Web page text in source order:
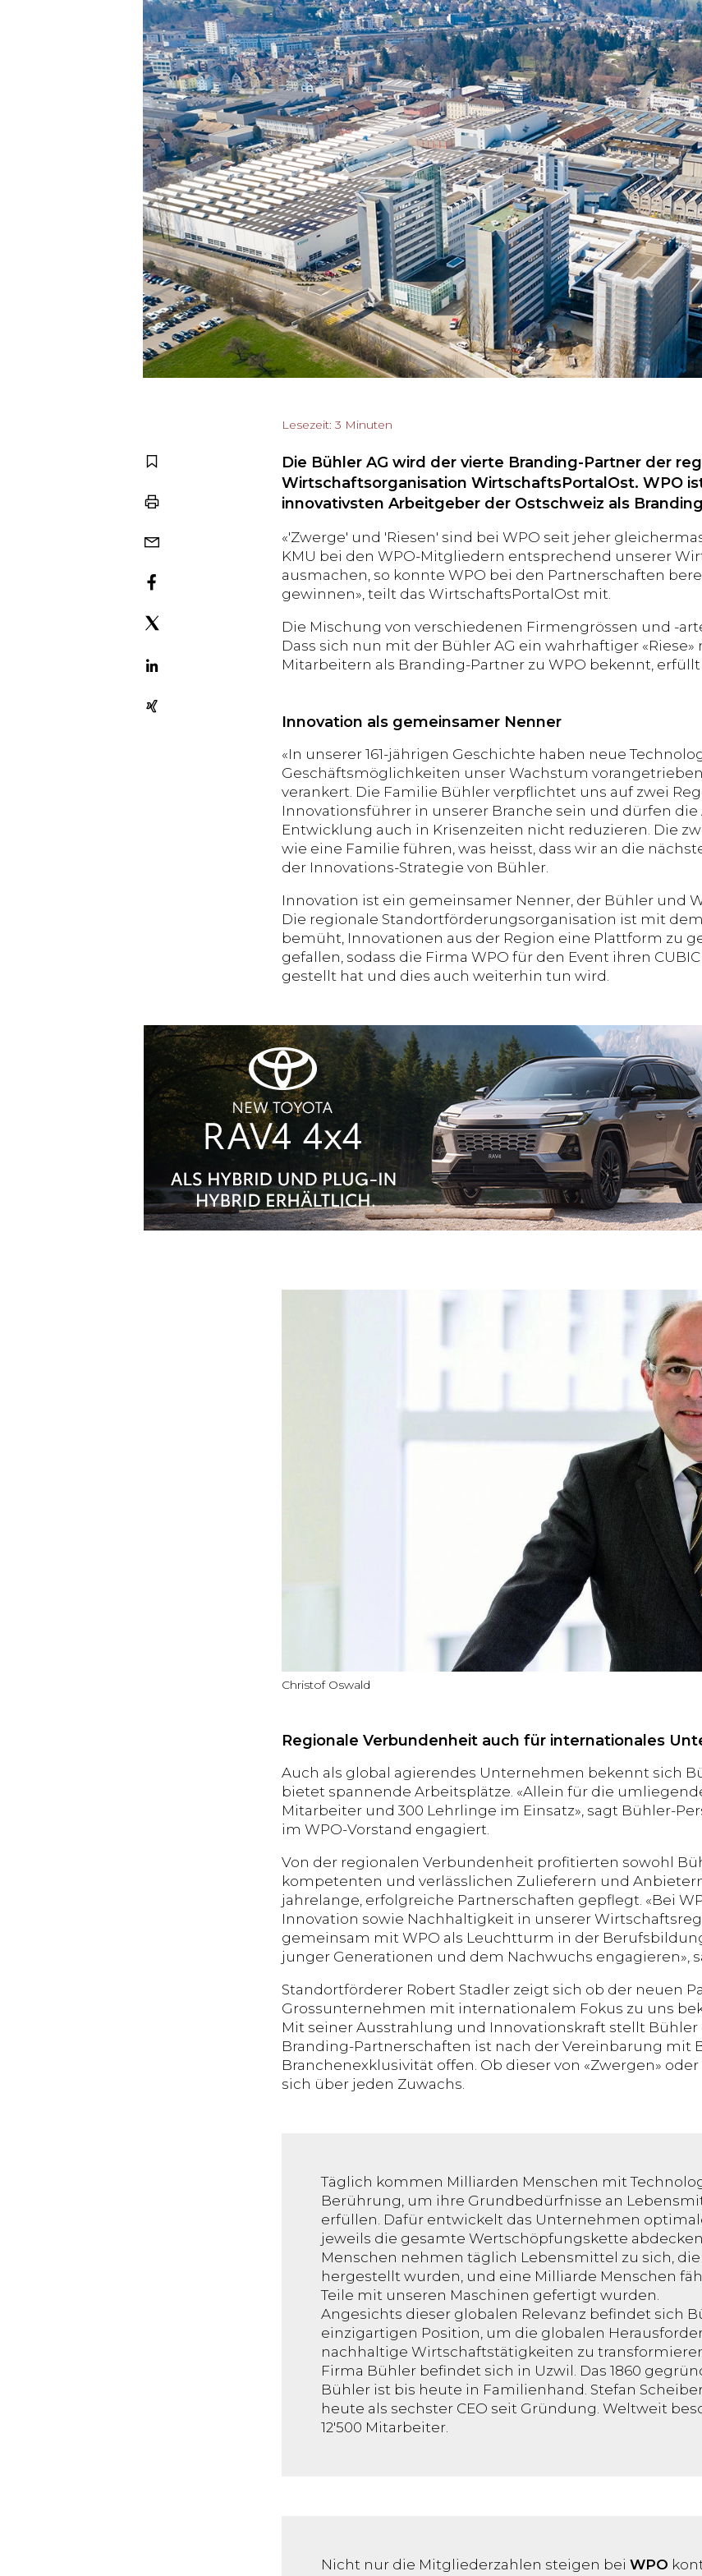
Lesezeit: 3 Minuten
Die Bühler AG wird der vierte Branding-Partner der
Wirtschaftsorganisation WirtschaftsPortalOst. WPO
innovativsten Arbeitgeber der Ostschweiz als
«'Zwerge' und 'Riesen' sind bei WPO seit jeher
KMU bei den WPO-Mitgliedern entsprechend unserer
ausmachen, so konnte WPO bei den Partnerschaften
gewinnen», teilt das WirtschaftsPortalOst mit.
Die Mischung von verschiedenen Firmengrössen und -
Dass sich nun mit der Bühler AG ein wahrhaftiger
Mitarbeitern als Branding-Partner zu WPO bekennt,
Innovation als gemeinsamer Nenner
«In unserer 161-jährigen Geschichte haben neue
Geschäftsmöglichkeiten unser Wachstum
verankert. Die Familie Bühler verpflichtet uns auf zwei
Innovationsführer in unserer Branche sein und dürfen
Entwicklung auch in Krisenzeiten nicht reduzieren. Die
wie eine Familie führen, was heisst, dass wir an die
der Innovations-Strategie von Bühler.
Innovation ist ein gemeinsamer Nenner, der Bühler und
Die regionale Standortförderungsorganisation ist mit
bemüht, Innovationen aus der Region eine Plattform zu
gefallen, sodass die Firma WPO für den Event ihren
gestellt hat und dies auch weiterhin tun wird.
Christof Oswald
Regionale Verbundenheit auch für internationales
Auch als global agierendes Unternehmen bekennt sich
bietet spannende Arbeitsplätze. «Allein für die
Mitarbeiter und 300 Lehrlinge im Einsatz», sagt Bühler-
im WPO-Vorstand engagiert.
Von der regionalen Verbundenheit profitierten sowohl
kompetenten und verlässlichen Zulieferern und
jahrelange, erfolgreiche Partnerschaften gepflegt. «Bei
Innovation sowie Nachhaltigkeit in unserer
gemeinsam mit WPO als Leuchtturm in der
junger Generationen und dem Nachwuchs engagieren»,
Standortförderer Robert Stadler zeigt sich ob der neuen
Grossunternehmen mit internationalem Fokus zu uns
Mit seiner Ausstrahlung und Innovationskraft stellt Bühler
Branding-Partnerschaften ist nach der Vereinbarung mit
Branchenexklusivität offen. Ob dieser von «Zwergen»
sich über jeden Zuwachs.
Täglich kommen Milliarden Menschen mit
Berührung, um ihre Grundbedürfnisse an
erfüllen. Dafür entwickelt das Unternehmen
jeweils die gesamte Wertschöpfungskette
Menschen nehmen täglich Lebensmittel zu sich,
hergestellt wurden, und eine Milliarde Menschen
Teile mit unseren Maschinen gefertigt wurden.
Angesichts dieser globalen Relevanz befindet sich
einzigartigen Position, um die globalen
nachhaltige Wirtschaftstätigkeiten zu
Firma Bühler befindet sich in Uzwil. Das 1860
Bühler ist bis heute in Familienhand. Stefan
heute als sechster CEO seit Gründung. Weltweit
12'500 Mitarbeiter.
Nicht nur die Mitgliederzahlen steigen bei WPO